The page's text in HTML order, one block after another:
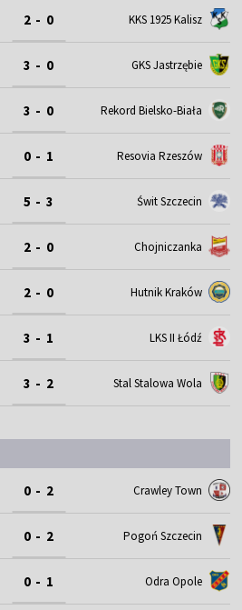
2 - 0 KKS 1925 Kalisz
3 - 0 GKS Jastrzębie
3 - 0 Rekord Bielsko-Biała
0 - 1 Resovia Rzeszów
5 - 3 Świt Szczecin
2 - 0 Chojniczanka
2 - 0 Hutnik Kraków
3 - 1 LKS II Łódź
3 - 2 Stal Stalowa Wola
0 - 2 Crawley Town
0 - 2 Pogoń Szczecin
0 - 1 Odra Opole